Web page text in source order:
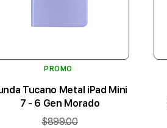
PROMO
Tucano Metal iPad Mini
7 - 6 Gen Morado
$899.00